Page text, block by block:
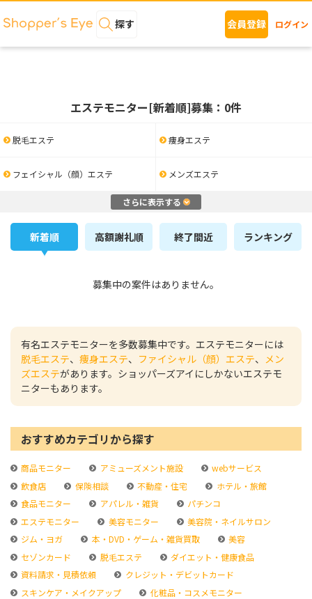
探す 会員登録 ログイン
エステモニター[新着順]募集：0件
脱毛エステ 痩身エステ
フェイシャル（顔）エステ メンズエステ
さらに表示する
新着順 高額謝礼順 終了間近 ランキング
募集中の案件はありません。
有名エステモニターを多数募集中です。エステモニターには
脱毛エステ、 痩身エステ、 ファイシャル（顔）エステ、 メン
ズエステがあります。ショッパーズアイにしかないエステモ
ニターもあります。
おすすめカテゴリから探す
商品モニター アミューズメント施設
webサービス
飲食店
保険相談 不動産・住宅
ホテル・旅館
食品モニター
アパレル・雑貨
パチンコ
エステモニター
美容モニター
美容院・ネイルサロン
ジム・ヨガ
本・DVD・ゲーム・雑貨買取
美容
セゾンカード
脱毛エステ
ダイエット・健康食品
資料請求・見積依頼
クレジット・デビットカード
スキンケア・メイクアップ
化粧品・コスメモニター